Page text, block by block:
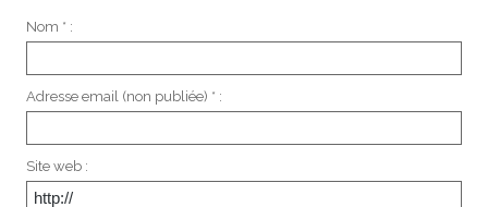
Nom * :
Adresse email (non publiée) * :
Site web :